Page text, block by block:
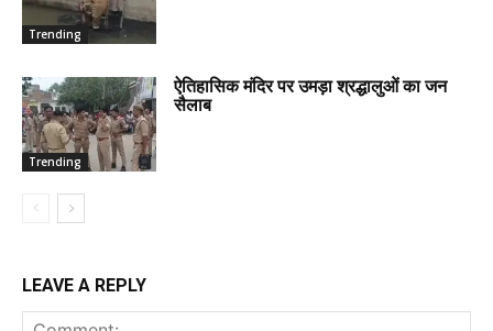
Trending
Trending
ऐतिहासिक मंदिर पर उमड़ा श्रद्धालुओं का जन
सैलाब
LEAVE A REPLY